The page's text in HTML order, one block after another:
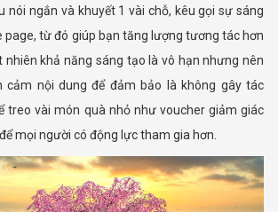
nói ngắn và khuyết 1 vài chỗ, kêu gọi sự sáng
page, từ đó giúp bạn tăng lượng tương tác hơn
nhiên khả năng sáng tạo là vô hạn nhưng nên
cảm nội dung để đảm bảo là không gây tác
treo vài món quà nhỏ như voucher giảm giác
mọi người có động lực tham gia hơn.